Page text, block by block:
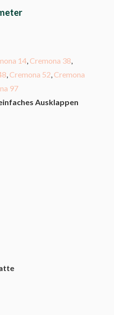
14 Cremona 38
Cremona 52 Cremona
97
Ausklappen